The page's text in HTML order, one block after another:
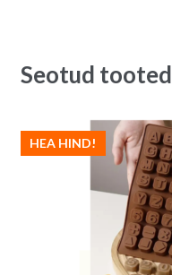
Seotud tooted
HEA HIND!